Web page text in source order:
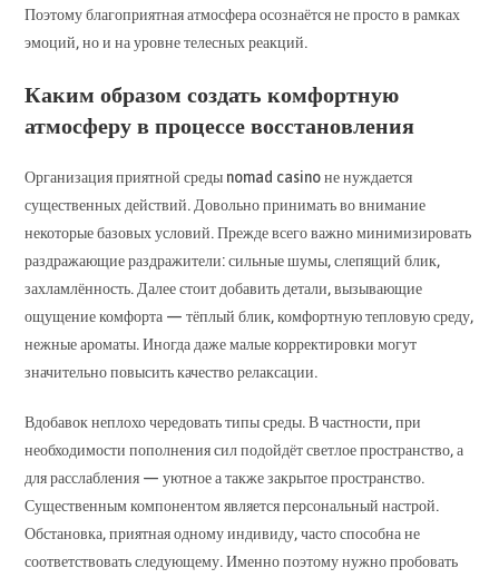
Поэтому благоприятная атмосфера осознаётся не просто в рамках
эмоций, но и на уровне телесных реакций.
Каким образом создать комфортную
атмосферу в процессе восстановления
Организация приятной среды nomad casino не нуждается
существенных действий. Довольно принимать во внимание
некоторые базовых условий. Прежде всего важно минимизировать
раздражающие раздражители: сильные шумы, слепящий блик,
захламлённость. Далее стоит добавить детали, вызывающие
ощущение комфорта — тёплый блик, комфортную тепловую среду,
нежные ароматы. Иногда даже малые корректировки могут
значительно повысить качество релаксации.
Вдобавок неплохо чередовать типы среды. В частности, при
необходимости пополнения сил подойдёт светлое пространство, а
для расслабления — уютное а также закрытое пространство.
Существенным компонентом является персональный настрой.
Обстановка, приятная одному индивиду, часто способна не
соответствовать следующему. Именно поэтому нужно пробовать